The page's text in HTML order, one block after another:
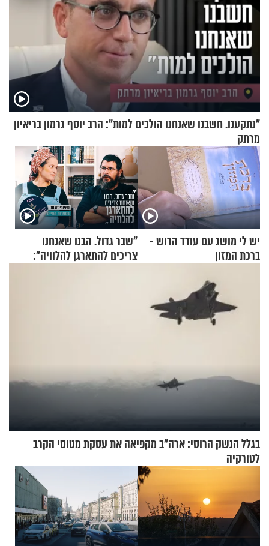
"נתקענו. חשבנו שאנחנו הולכים למות": הרב יוסף גרמון בריאיון
מרתק
יש לי מושג עם עודד הרוש -
ברכת המזון
"שבר גדול. הבנו שאנחנו
צריכים להתארגן להלוויה":
בגלל הנשק הרוסי: ארה"ב מקפיאה את עסקת מטוסי הקרב
לטורקיה